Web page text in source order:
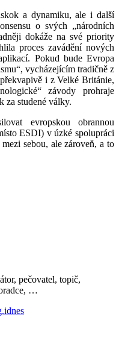
a dynamiku, ale i další
o svých „národních
dokáže na své priority
proces zavádění nových
Pokud bude Evropa
vycházejícím tradičně z
i z Velké Británie,
závody prohraje
za studené války.
evropskou obrannou
ESDI) v úzké spolupráci
sebou, ale zároveň, a to
pečovatel, topič,
…